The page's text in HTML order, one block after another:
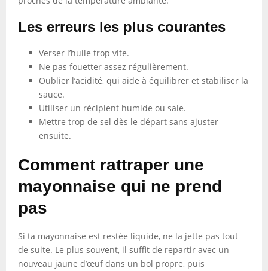
Les erreurs les plus courantes
Verser l’huile trop vite.
Ne pas fouetter assez régulièrement.
Oublier l’acidité, qui aide à équilibrer et stabiliser la
sauce.
Utiliser un récipient humide ou sale.
Mettre trop de sel dès le départ sans ajuster
ensuite.
Comment rattraper une
mayonnaise qui ne prend
pas
Si ta mayonnaise est restée liquide, ne la jette pas tout
de suite. Le plus souvent, il suffit de repartir avec un
nouveau jaune d’œuf dans un bol propre, puis